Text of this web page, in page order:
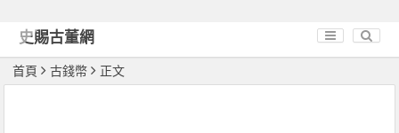
史賜古董網
首頁 古錢幣 正文